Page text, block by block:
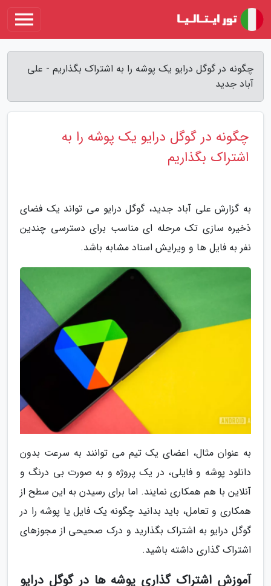
چگونه در گوگل درایو یک پوشه را به اشتراک بگذاریم - علی
آباد جدید
چگونه در گوگل درایو یک پوشه را به
اشتراک بگذاریم
به گزارش علی آباد جدید، گوگل درایو می تواند یک فضای
ذخیره سازی تک مرحله ای مناسب برای دسترسی چندین
نفر به فایل ها و ویرایش اسناد مشابه باشد.
به عنوان مثال، اعضای یک تیم می توانند به سرعت بدون
دانلود پوشه و فایلی، در یک پروژه و به صورت بی درنگ و
آنلاین با هم همکاری نمایند. اما برای رسیدن به این سطح از
همکاری و تعامل، باید بدانید چگونه یک فایل یا پوشه را در
گوگل درایو به اشتراک بگذارید و درک صحیحی از مجوزهای
اشتراک گذاری داشته باشید.
آموزش اشتراک گذاری پوشه ها در گوگل درایو